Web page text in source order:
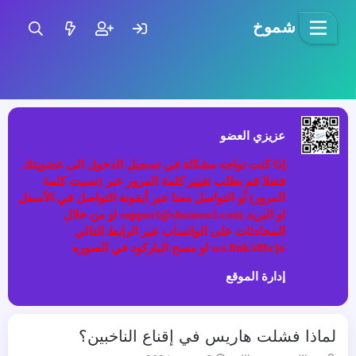
شموخ
عزيزي العضو
إذا كنت تواجه مشكلة في تسجيل الدخول الى عضويتك
فضلا قم بطلب تغيير كلمة المرور عبر (نسيت كلمة
المرور) أو التواصل معنا عبر أيقونة التواصل في الأسفل
او البريد support@shomoo5.com او من خلال
المحادثات على الواتساب عبر الرابط التالي
wa.link/s8bcjo او مسح الباركود في الصوره
إدارة الموقع
لماذا فشلت هاريس في إقناع الناخبين؟